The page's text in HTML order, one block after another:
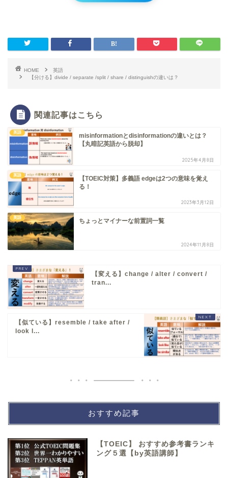
HOME
英語
【分ける】divide / separate /split / share / distinguishの違いは？
関連記事はこちら
英語
misinformationとdisinformationの違いとは？
【丸暗記英語から脱却】
2025年4月8日
英語
【TOEIC対策】多義語 edgeは2つの意味を覚え
る！
2023年3月12日
英語 ちょっとマイナーな前置詞一覧
2024年11月8日
【変える】change / alter / convert /
tran...
【似ている】resemble / take after /
look l...
おすすめ記事
【TOEIC】 おすすめ参考書ランキ
ング５選【by英語講師】